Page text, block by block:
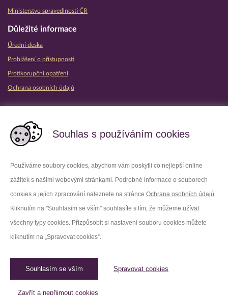
Souhlas s používáním cookies
Používáme soubory cookies, abychom vám poskytli co nejlepší online
zážitek s našimi webovými stránkami. Podrobné informace o souborech
cookies a jejich zpracování naleznete na stránce Ochrana osobních údajů.
Kliknutím na "Souhlasím se vším" souhlasíte s tím, že můžeme užívat
všechny typy cookies. Přizpůsobit si nastavení souboru cookies můžete
kliknutím na „Spravovat cookies“.
Souhlasím se vším Spravovat cookies
Zavřít a nepřijmout cookies
Ministerstvo spravedlnosti ČR
Důležité informace
Úřední deska
Prohlášení o přístupnosti
Protikorupční opatření
Ochrana osobních údajů
Facebook Youtube
LinkedIn
Spravovat cookies